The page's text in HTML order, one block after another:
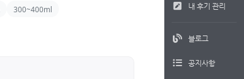
내 후기 관리
블로그
공지사항
300~400ml